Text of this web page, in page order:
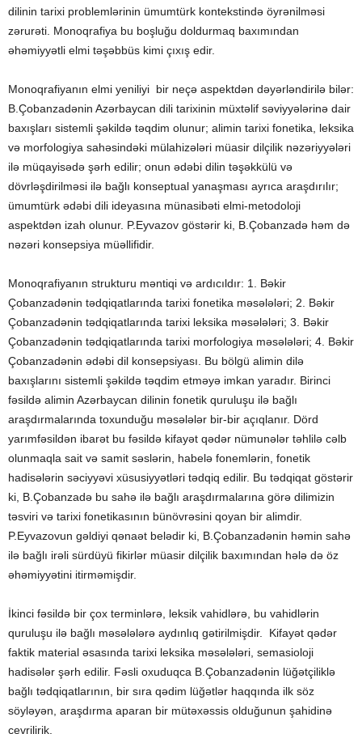
dilinin tarixi problemlərinin ümumtürk kontekstində öyrənilməsi
zərurəti. Monoqrafiya bu boşluğu doldurmaq baxımından
əhəmiyyətli elmi təşəbbüs kimi çıxış edir.
Monoqrafiyanın elmi yeniliyi bir neçə aspektdən dəyərləndirilə bilər:
B.Çobanzadənin Azərbaycan dili tarixinin müxtəlif səviyyələrinə dair
baxışları sistemli şəkildə təqdim olunur; alimin tarixi fonetika, leksika
və morfologiya sahəsindəki mülahizələri müasir dilçilik nəzəriyyələri
ilə müqayisədə şərh edilir; onun ədəbi dilin təşəkkülü və
dövrləşdirilməsi ilə bağlı konseptual yanaşması ayrıca araşdırılır;
ümumtürk ədəbi dili ideyasına münasibəti elmi-metodoloji
aspektdən izah olunur. P.Eyvazov göstərir ki, B.Çobanzadə həm də
nəzəri konsepsiya müəllifidir.
Monoqrafiyanın strukturu məntiqi və ardıcıldır: 1. Bəkir
Çobanzadənin tədqiqatlarında tarixi fonetika məsələləri; 2. Bəkir
Çobanzadənin tədqiqatlarında tarixi leksika məsələləri; 3. Bəkir
Çobanzadənin tədqiqatlarında tarixi morfologiya məsələləri; 4. Bəkir
Çobanzadənin ədəbi dil konsepsiyası. Bu bölgü alimin dilə
baxışlarını sistemli şəkildə təqdim etməyə imkan yaradır. Birinci
fəsildə alimin Azərbaycan dilinin fonetik quruluşu ilə bağlı
araşdırmalarında toxunduğu məsələlər bir-bir açıqlanır. Dörd
yarımfəsildən ibarət bu fəsildə kifayət qədər nümunələr təhlilə cəlb
olunmaqla sait və samit səslərin, habelə fonemlərin, fonetik
hadisələrin səciyyəvi xüsusiyyətləri tədqiq edilir. Bu tədqiqat göstərir
ki, B.Çobanzadə bu sahə ilə bağlı araşdırmalarına görə dilimizin
təsviri və tarixi fonetikasının bünövrəsini qoyan bir alimdir.
P.Eyvazovun gəldiyi qənaət belədir ki, B.Çobanzadənin həmin sahə
ilə bağlı irəli sürdüyü fikirlər müasir dilçilik baxımından hələ də öz
əhəmiyyətini itirməmişdir.
İkinci fəsildə bir çox terminlərə, leksik vahidlərə, bu vahidlərin
quruluşu ilə bağlı məsələlərə aydınlıq gətirilmişdir. Kifayət qədər
faktik material əsasında tarixi leksika məsələləri, semasioloji
hadisələr şərh edilir. Fəsli oxuduqca B.Çobanzadənin lüğətçiliklə
bağlı tədqiqatlarının, bir sıra qədim lüğətlər haqqında ilk söz
söyləyən, araşdırma aparan bir mütəxəssis olduğunun şahidinə
çevrilirik.